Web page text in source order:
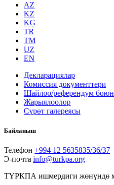
AZ
KZ
KG
TR
TM
UZ
EN
Декларациялар
Комиссия документтери
Шайлоо/референдум
Жарыялоолор
Сүрөт галереясы
Байланыш
Телефон +994 12 5635835/36/37
Э-почта info@turkpa.org
ТҮРКПА ишмердиги жөнүндө